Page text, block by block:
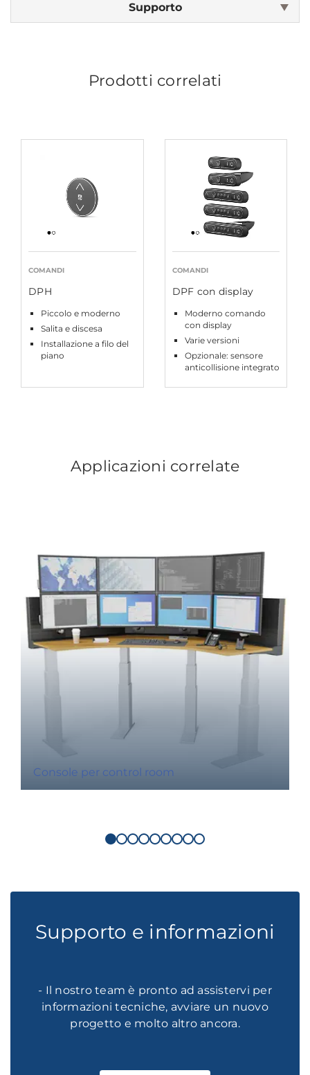
Supporto
Prodotti correlati
COMANDI
DPH
Piccolo e moderno
Salita e discesa
Installazione a filo del
piano
COMANDI
DPF con display
Moderno comando
con display
Varie versioni
Opzionale: sensore
anticollisione integrato
Applicazioni correlate
Console per control room
Supporto e informazioni
- Il nostro team è pronto ad assistervi per
informazioni tecniche, avviare un nuovo
progetto e molto altro ancora.